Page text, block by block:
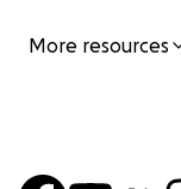
More resources